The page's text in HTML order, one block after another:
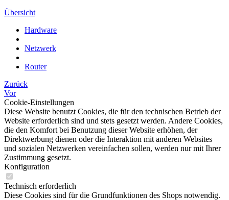
Übersicht
Hardware
Netzwerk
Router
Zurück
Vor
Cookie-Einstellungen
Diese Website benutzt Cookies, die für den technischen Betrieb der
Website erforderlich sind und stets gesetzt werden. Andere Cookies,
die den Komfort bei Benutzung dieser Website erhöhen, der
Direktwerbung dienen oder die Interaktion mit anderen Websites
und sozialen Netzwerken vereinfachen sollen, werden nur mit Ihrer
Zustimmung gesetzt.
Konfiguration
Technisch erforderlich
Diese Cookies sind für die Grundfunktionen des Shops notwendig.